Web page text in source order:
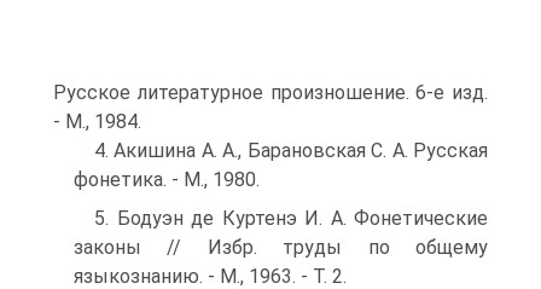
Русское литературное произношение. 6-е изд.
- М., 1984.
4. Акишина А. А., Барановская С. А. Русская
фонетика. - М., 1980.
5. Бодуэн де Куртенэ И. А. Фонетические
законы // Избр. труды по общему
языкознанию. - М., 1963. - Т. 2.